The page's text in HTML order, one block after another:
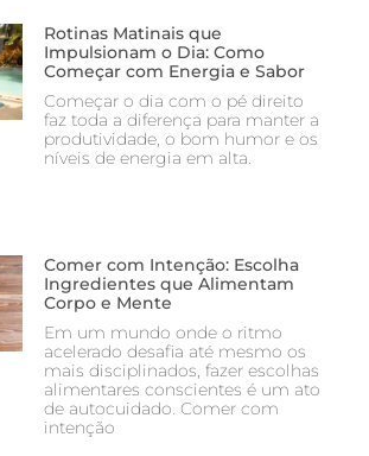
Rotinas Matinais que
Impulsionam o Dia: Como
Começar com Energia e Sabor
Começar o dia com o pé direito
faz toda a diferença para manter a
produtividade, o bom humor e os
níveis de energia em alta.
Comer com Intenção: Escolha
Ingredientes que Alimentam
Corpo e Mente
Em um mundo onde o ritmo
acelerado desafia até mesmo os
mais disciplinados, fazer escolhas
alimentares conscientes é um ato
de autocuidado. Comer com
intenção